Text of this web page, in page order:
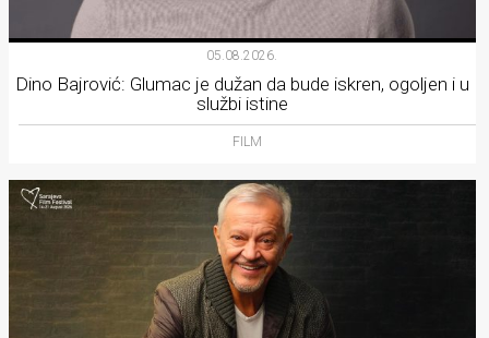
05.08.2026.
Dino Bajrović: Glumac je dužan da bude iskren, ogoljen i u
službi istine
FILM